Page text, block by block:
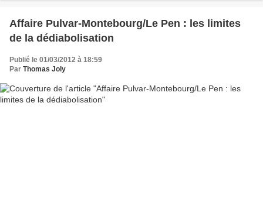
Affaire Pulvar-Montebourg/Le Pen : les limites
de la dédiabolisation
Publié le 01/03/2012 à 18:59
Par Thomas Joly